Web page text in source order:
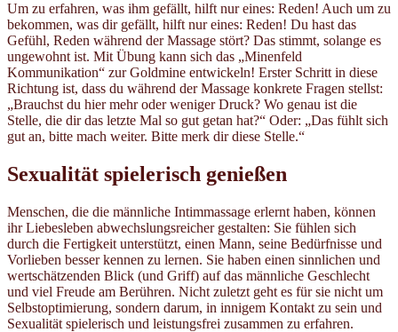
Um zu erfahren, was ihm gefällt, hilft nur eines: Reden! Auch um zu
bekommen, was dir gefällt, hilft nur eines: Reden! Du hast das
Gefühl, Reden während der Massage stört? Das stimmt, solange es
ungewohnt ist. Mit Übung kann sich das „Minenfeld
Kommunikation“ zur Goldmine entwickeln! Erster Schritt in diese
Richtung ist, dass du während der Massage konkrete Fragen stellst:
„Brauchst du hier mehr oder weniger Druck? Wo genau ist die
Stelle, die dir das letzte Mal so gut getan hat?“ Oder: „Das fühlt sich
gut an, bitte mach weiter. Bitte merk dir diese Stelle.“
Sexualität spielerisch genießen
Menschen, die die männliche Intimmassage erlernt haben, können
ihr Liebesleben abwechslungsreicher gestalten: Sie fühlen sich
durch die Fertigkeit unterstützt, einen Mann, seine Bedürfnisse und
Vorlieben besser kennen zu lernen. Sie haben einen sinnlichen und
wertschätzenden Blick (und Griff) auf das männliche Geschlecht
und viel Freude am Berühren. Nicht zuletzt geht es für sie nicht um
Selbstoptimierung, sondern darum, in innigem Kontakt zu sein und
Sexualität spielerisch und leistungsfrei zusammen zu erfahren.